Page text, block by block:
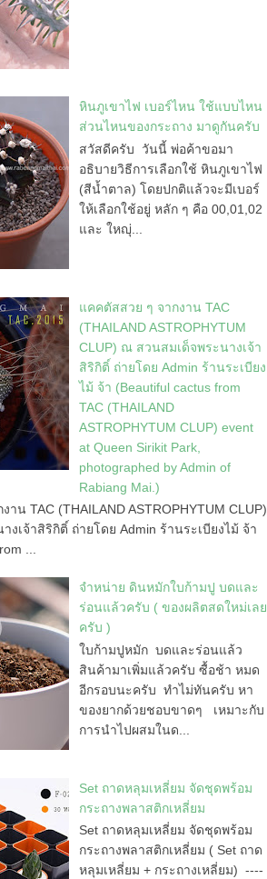
หินภูเขาไฟ เบอร์ไหน ใช้แบบไหน
ส่วนไหนของกระถาง มาดูกันครับ
สวัสดีครับ วันนี้ พ่อค้าขอมา
อธิบายวิธีการเลือกใช้ หินภูเขาไฟ
(สีน้ำตาล) โดยปกติแล้วจะมีเบอร์
ให้เลือกใช้อยู่ หลัก ๆ คือ 00,01,02
และ ใหญุ่...
แคคตัสสวย ๆ จากงาน TAC
(THAILAND ASTROPHYTUM
CLUP) ณ สวนสมเด็จพระนางเจ้า
สิริกิติ์ ถ่ายโดย Admin ร้านระเบียง
ไม้ จ้า (Beautiful cactus from
TAC (THAILAND
ASTROPHYTUM CLUP) event
at Queen Sirikit Park,
photographed by Admin of
Rabiang Mai.)
าน TAC (THAILAND ASTROPHYTUM CLUP)
เจ้าสิริกิติ์ ถ่ายโดย Admin ร้านระเบียงไม้ จ้า
...
จำหน่าย ดินหมักใบก้ามปู บดและ
ร่อนแล้วครับ ( ของผลิตสดใหม่เลย
ครับ )
ใบก้ามปูหมัก บดและร่อนแล้ว
สินค้ามาเพิ่มแล้วครับ ซื้อช้า หมด
อีกรอบนะครับ ทำไม่ทันครับ หา
ของยากด้วยชอบขาดๆ เหมาะกับ
การนำไปผสมในด...
Set ถาดหลุมเหลี่ยม จัดชุดพร้อม
กระถางพลาสติกเหลี่ยม
Set ถาดหลุมเหลี่ยม จัดชุดพร้อม
กระถางพลาสติกเหลี่ยม ( Set ถาด
หลุมเหลี่ยม + กระถางเหลี่ยม) ----